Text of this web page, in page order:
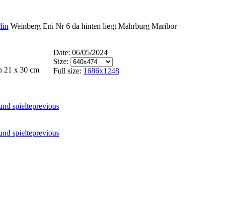
Weinberg Eni Nr 6 da hinten liegt Mahrburg Maribor
21 x 30 cm
Date: 06/05/2024
Size:
Full size: 1686x1248
previous
previous